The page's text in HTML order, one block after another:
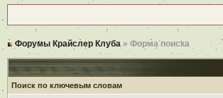
Форумы Крайслер Клуба » Форма поиска
Поиск по ключевым словам